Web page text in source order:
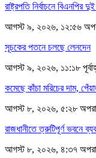
রাষ্ট্রপতি নির্বাচনে
আগস্ট ৯, ২০২৬, ১২:৫৬
সূচকের পতনে চলছে লেনদেন
আগস্ট ৯, ২০২৬, ১১:১৮
কমেছে কাঁচা মরিচের দাম,
আগস্ট ৮, ২০২৬, ৫:২৮
রাজধানীতে ত্রুটিপূর্ণ ভবনে
আগস্ট ৮, ২০২৬, ৪:৩৭